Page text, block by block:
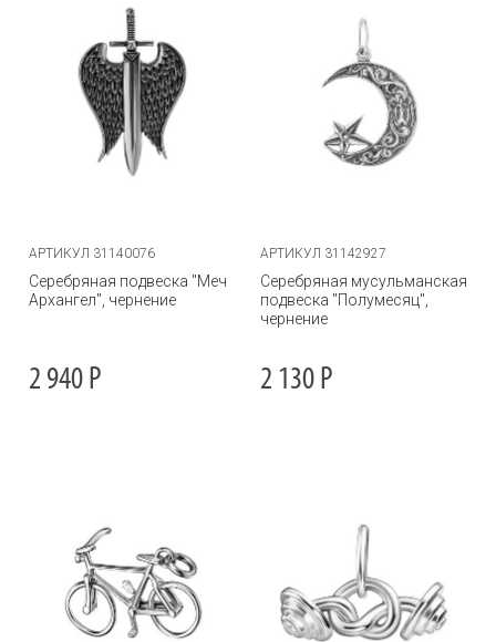
АРТИКУЛ 31140076
Серебряная подвеска "Меч
Архангел", чернение
2 940 Р
АРТИКУЛ 31142927
Серебряная мусульманская
подвеска "Полумесяц",
чернение
2 130 Р